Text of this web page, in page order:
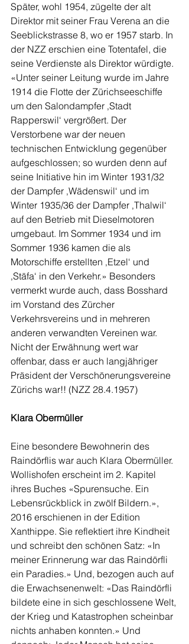
Später, wohl 1954, zügelte der alt
Direktor mit seiner Frau Verena an die
Seeblickstrasse 8, wo er 1957 starb. In
der NZZ erschien eine Totentafel, die
seine Verdienste als Direktor würdigte.
«Unter seiner Leitung wurde im Jahre
1914 die Flotte der Zürichseeschiffe
um den Salondampfer ‚Stadt
Rapperswil‘ vergrößert. Der
Verstorbene war der neuen
technischen Entwicklung gegenüber
aufgeschlossen; so wurden denn auf
seine Initiative hin im Winter 1931/32
der Dampfer ‚Wädenswil‘ und im
Winter 1935/36 der Dampfer ‚Thalwil‘
auf den Betrieb mit Dieselmotoren
umgebaut. Im Sommer 1934 und im
Sommer 1936 kamen die als
Motorschiffe erstellten ‚Etzel‘ und
‚Stäfa‘ in den Verkehr.» Besonders
vermerkt wurde auch, dass Bosshard
im Vorstand des Zürcher
Verkehrsvereins und in mehreren
anderen verwandten Vereinen war.
Nicht der Erwähnung wert war
offenbar, dass er auch langjähriger
Präsident der Verschönerungsvereine
Zürichs war!! (NZZ 28.4.1957)
Klara Obermüller
Eine besondere Bewohnerin des
Raindörflis war auch Klara Obermüller.
Wollishofen erscheint im 2. Kapitel
ihres Buches «Spurensuche. Ein
Lebensrückblick in zwölf Bildern.»,
2016 erschienen in der Edition
Xanthippe. Sie reflektiert ihre Kindheit
und schreibt den schönen Satz: «In
meiner Erinnerung war das Raindörfli
ein Paradies.» Und, bezogen auch auf
die Erwachsenenwelt: «Das Raindörfli
bildete eine in sich geschlossene Welt,
der Krieg und Katastrophen scheinbar
nichts anhaben konnten.» Und